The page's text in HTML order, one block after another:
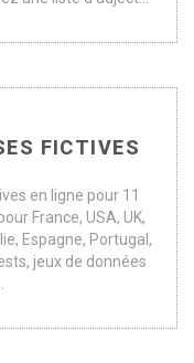
FICTIVES
en ligne pour 11
France, USA, UK,
Espagne, Portugal,
jeux de données